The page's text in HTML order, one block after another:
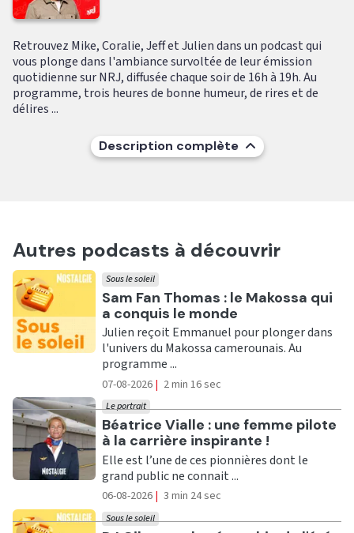
Retrouvez Mike, Coralie, Jeff et Julien dans un podcast qui
vous plonge dans l'ambiance survoltée de leur émission
quotidienne sur NRJ, diffusée chaque soir de 16h à 19h. Au
programme, trois heures de bonne humeur, de rires et de
délires ...
Description complète
Autres podcasts à découvrir
Ecouter
Sam Fan Thomas : le Makossa qui
a conquis le monde
Sous le soleil
Julien reçoit Emmanuel pour plonger dans
l'univers du Makossa camerounais. Au
programme ...
07-08-2026 | 2 min 16 sec
Ecouter
Béatrice Vialle : une femme pilote
à la carrière inspirante !
Le portrait
Elle est l’une de ces pionnières dont le
grand public ne connait ...
06-08-2026 | 3 min 24 sec
Sous le soleil